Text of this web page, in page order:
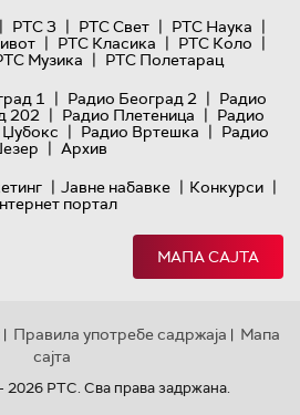
| РТС 3 | РТС Свет | РТС Наука |
| РТС Класика | РТС Коло |
Музика | РТС Полетарац
1 | Радио Београд 2 | Радио
202 | Радио Плетеница | Радио
| Радио Вртешка | Радио
| Архив
| Јавне набавке | Конкурси |
портал
МАПА САЈТА
| Правила употребе садржаја | Мапа
сајта
2026 РТС. Сва права задржана.